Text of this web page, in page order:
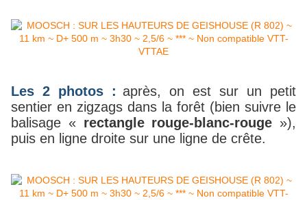
Les 2 photos : après, on est sur un petit
sentier en zigzags dans la forêt (bien suivre le
balisage « rectangle rouge-blanc-rouge »),
puis en ligne droite sur une ligne de crête.